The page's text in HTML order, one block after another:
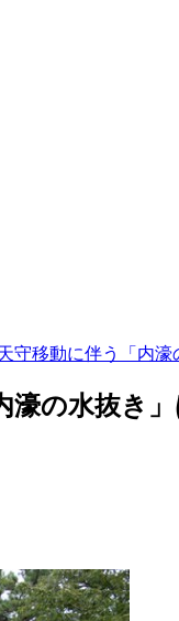
守移動に伴う「内濠
の水抜き